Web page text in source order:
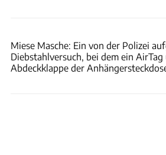
Miese Masche: Ein von der Polizei
Diebstahlversuch, bei dem ein
Abdeckklappe der